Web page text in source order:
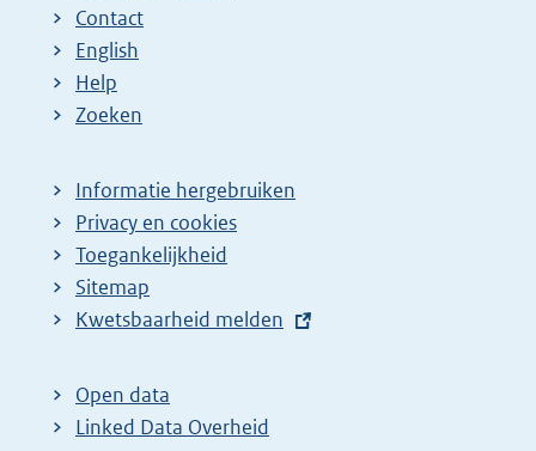
Contact
English
Help
Zoeken
Informatie hergebruiken
Privacy en cookies
Toegankelijkheid
Sitemap
E
t
e
Kwetsbaarheid melden
Open data
Linked Data Overheid